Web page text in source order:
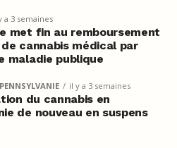
a 3 semaines
met fin au remboursement
cannabis médical par
maladie publique
il y a 3 semaines
du cannabis en
de nouveau en suspens